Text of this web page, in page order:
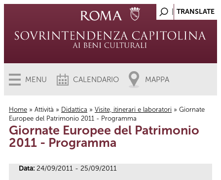
MENU CALENDARIO MAPPA
Tu sei qui
Home » Attività » Didattica » Visite, itinerari e laboratori » Giornate
Europee del Patrimonio 2011 - Programma
Giornate Europee del Patrimonio
2011 - Programma
Data: 24/09/2011 - 25/09/2011